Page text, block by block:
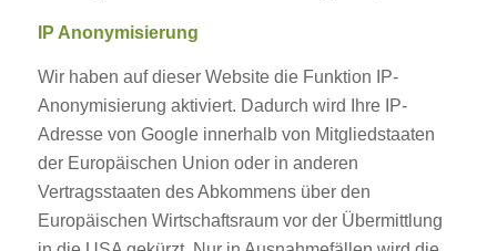
IP Anonymisierung
Wir haben auf dieser Website die Funktion IP-
Anonymisierung aktiviert. Dadurch wird Ihre IP-
Adresse von Google innerhalb von Mitgliedstaaten
der Europäischen Union oder in anderen
Vertragsstaaten des Abkommens über den
Europäischen Wirtschaftsraum vor der Übermittlung